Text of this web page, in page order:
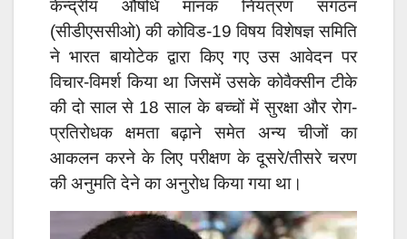
केन्द्रीय औषधि मानक नियंत्रण संगठन
(सीडीएससीओ) की कोविड-19 विषय विशेषज्ञ समिति
ने भारत बायोटेक द्वारा किए गए उस आवेदन पर
विचार-विमर्श किया था जिसमें उसके कोवैक्सीन टीके
की दो साल से 18 साल के बच्चों में सुरक्षा और रोग-
प्रतिरोधक क्षमता बढ़ाने समेत अन्य चीजों का
आकलन करने के लिए परीक्षण के दूसरे/तीसरे चरण
की अनुमति देने का अनुरोध किया गया था।